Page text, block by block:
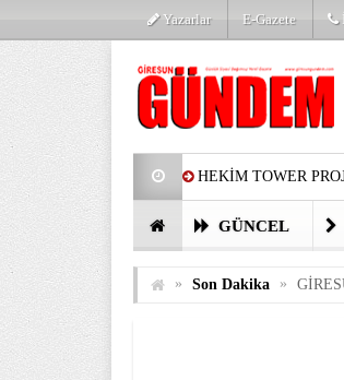
Yazarlar E-Gazete
HEKİM TOWER
PARTİ’DE YENİ
GÜNCEL
» Son Dakika »